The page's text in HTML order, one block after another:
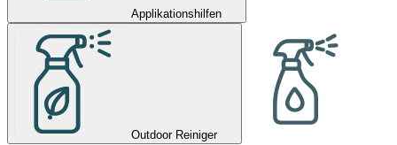
Applikationshilfen
Outdoor Reiniger